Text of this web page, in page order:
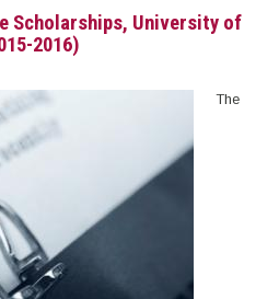
Scholarships, University of
2016)
The